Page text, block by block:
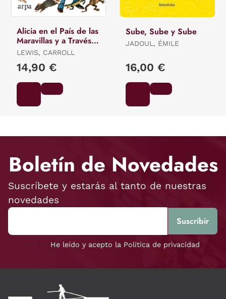
Alicia en el País de las
Maravillas y a Través
del Espejo
LEWIS, CARROLL
14,90 €
Sube, Sube y Sube
JADOUL, ÉMILE
16,00 €
Boletín de Novedades
Suscríbete y estarás al tanto de nuestras
novedades
He leído y acepto la Política de privacidad